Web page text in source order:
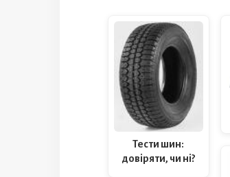
Тести шин:
довіряти, чи ні?